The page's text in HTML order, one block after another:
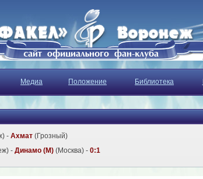
Медиа Положение Библиотека
- Ахмат (Грозный)
- Динамо (М) (Москва) - 0:1